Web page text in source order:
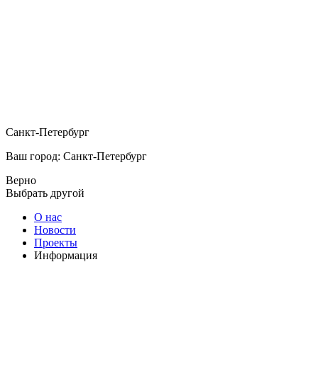
Санкт-Петербург
Ваш город: Санкт-Петербург
Верно
Выбрать другой
О нас
Новости
Проекты
Информация